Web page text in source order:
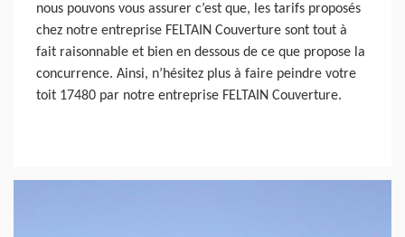
nous pouvons vous assurer c’est que, les tarifs proposés
chez notre entreprise FELTAIN Couverture sont tout à
fait raisonnable et bien en dessous de ce que propose la
concurrence. Ainsi, n’hésitez plus à faire peindre votre
toit 17480 par notre entreprise FELTAIN Couverture.